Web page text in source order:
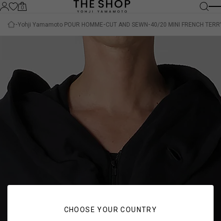
CHOOSE YOUR COUNTRY
0
Yohji Yamamoto POUR HOMME CUT AND SEWN 40/20 MINI FRENCH